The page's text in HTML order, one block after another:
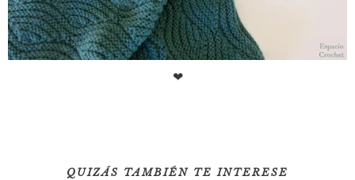
❤
QUIZÁS TAMBIÉN TE INTERESE